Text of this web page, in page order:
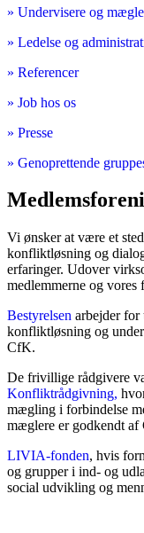
» Undervisere og
» Ledelse og
» Referencer
» Job hos os
» Presse
» Genoprettende
Vi ønsker at være et
konfliktløsning og
erfaringer. Udover
medlemmerne og vores
Bestyrelsen arbejder for
konfliktløsning og
CfK.
De frivillige rådgivere
Konfliktrådgivning,
mægling i forbindelse
mæglere er godkendt af
LIVIA-fonden, hvis
og grupper i ind- og
social udvikling og